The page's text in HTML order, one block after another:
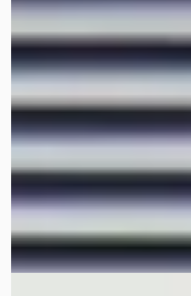
President 99 kWh
€ 57.995
v.a. € 1.229/mnd
Marktconform
2023 · 70.796 km · Elektrisch ·
381 dagen geleden geplaatst
Bekijk aanbieding →
Vergelijk